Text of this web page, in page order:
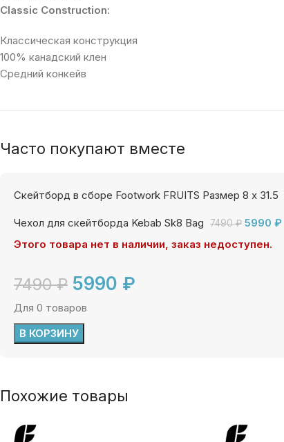
Classic Construction:
Классическая конструкция
100% канадский клен
Средний конкейв
Часто покупают вместе
Скейтборд в сборе Footwork FRUITS Размер 8 x 31.5
Чехол для скейтборда Kebab Sk8 Bag 7490₽ 5990 ₽
Этого товара нет в наличии, заказ недоступен.
7490₽ 5990 ₽
Для 0 товаров
В КОРЗИНУ
Похожие товары